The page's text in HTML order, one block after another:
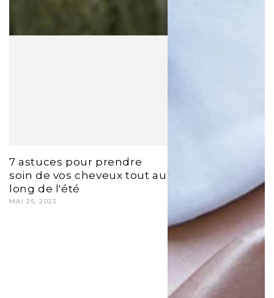
7 astuces pour prendre
soin de vos cheveux tout au
long de l'été
MAI 25, 2023